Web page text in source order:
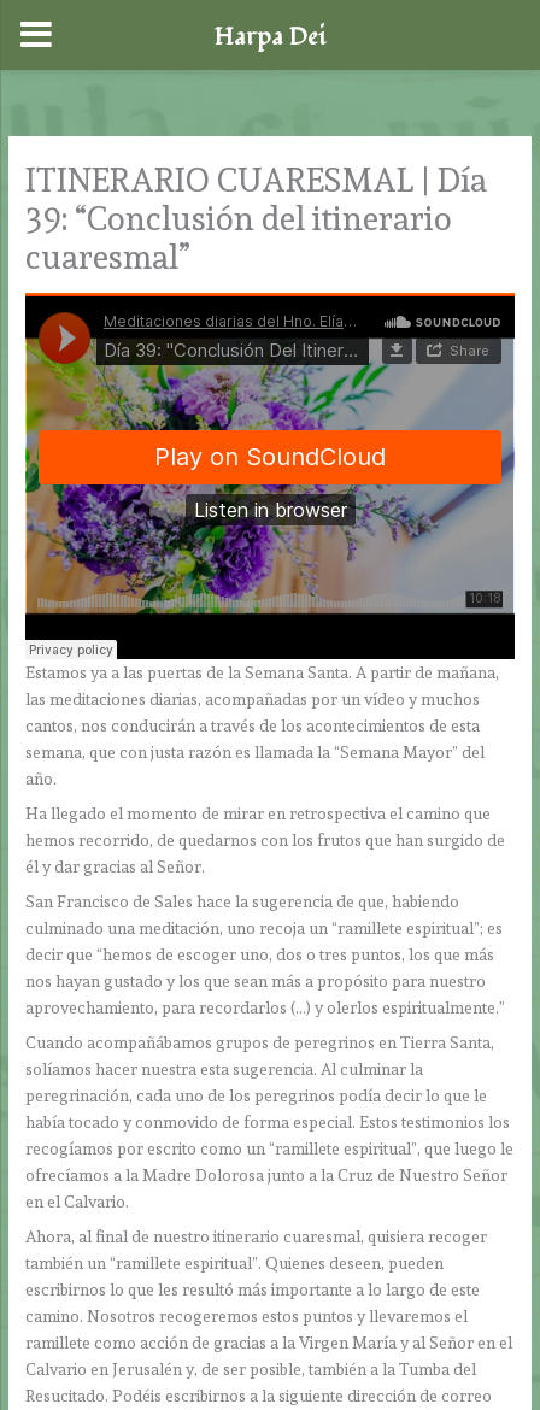
contenido
ITINERARIO CUARESMAL | Día
39: “Conclusión del itinerario
cuaresmal”
Estamos ya a las puertas de la Semana Santa. A partir de mañana,
las meditaciones diarias, acompañadas por un vídeo y muchos
cantos, nos conducirán a través de los acontecimientos de esta
semana, que con justa razón es llamada la “Semana Mayor” del
año.
Ha llegado el momento de mirar en retrospectiva el camino que
hemos recorrido, de quedarnos con los frutos que han surgido de
él y dar gracias al Señor.
San Francisco de Sales hace la sugerencia de que, habiendo
culminado una meditación, uno recoja un “ramillete espiritual”; es
decir que “hemos de escoger uno, dos o tres puntos, los que más
nos hayan gustado y los que sean más a propósito para nuestro
aprovechamiento, para recordarlos (…) y olerlos espiritualmente.”
Cuando acompañábamos grupos de peregrinos en Tierra Santa,
solíamos hacer nuestra esta sugerencia. Al culminar la
peregrinación, cada uno de los peregrinos podía decir lo que le
había tocado y conmovido de forma especial. Estos testimonios los
recogíamos por escrito como un “ramillete espiritual”, que luego le
ofrecíamos a la Madre Dolorosa junto a la Cruz de Nuestro Señor
en el Calvario.
Ahora, al final de nuestro itinerario cuaresmal, quisiera recoger
también un “ramillete espiritual”. Quienes deseen, pueden
escribirnos lo que les resultó más importante a lo largo de este
camino. Nosotros recogeremos estos puntos y llevaremos el
ramillete como acción de gracias a la Virgen María y al Señor en el
Calvario en Jerusalén y, de ser posible, también a la Tumba del
Resucitado. Podéis escribirnos a la siguiente dirección de correo
Harpa Dei